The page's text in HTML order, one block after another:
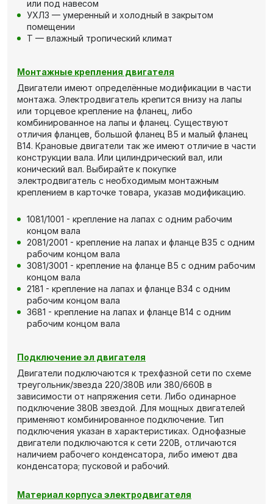
или под навесом
УХЛ3 — умеренный и холодный в закрытом
помещении
Т — влажный тропический климат
Монтажные крепления двигателя
Двигатели имеют определённые модификации в части
монтажа. Электродвигатель крепится внизу на лапы
или торцевое крепление на фланец, либо
комбинированное на лапы и фланец. Существуют
отличия фланцев, большой фланец В5 и малый фланец
В14. Крановые двигатели так же имеют отличие в части
конструкции вала. Или цилиндрический вал, или
конический вал. Выбирайте к покупке
электродвигатель с необходимым монтажным
креплением в карточке товара, указав модификацию.
1081/1001 - крепление на лапах с одним рабочим
концом вала
2081/2001 - крепление на лапах и фланце В35 с одним
рабочим концом вала
3081/3001 - крепление на фланце В5 с одним рабочим
концом вала
2181 - крепление на лапах и фланце В34 с одним
рабочим концом вала
3681 - крепление на лапах и фланце В14 с одним
рабочим концом вала
Подключение эл двигателя
Двигатели подключаются к трехфазной сети по схеме
треугольник/звезда 220/380В или 380/660В в
зависимости от напряжения сети. Либо одинарное
подключение 380В звездой. Для мощных двигателей
применяют комбинированное подключение. Тип
подключения указан в характеристиках. Однофазные
двигатели подключаются к сети 220В, отличаются
наличием рабочего конденсатора, либо имеют два
конденсатора; пусковой и рабочий.
Материал корпуса электродвигателя